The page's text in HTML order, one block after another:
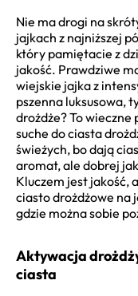
Nie ma drogi na
jajkach z najniższej
który pamiętacie z
jakość. Prawdziwe
wiejskie jajka z
pszenna luksusowa,
drożdże? To wieczne
suche do ciasta
świeżych, bo dają
aromat, ale dobrej
Kluczem jest jakość,
ciasto drożdżowe na
gdzie można sobie
Aktywacja
ciasta